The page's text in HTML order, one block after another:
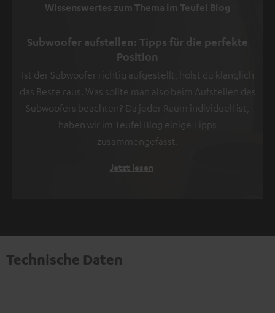
Wissenswertes zum Thema im Teufel Blog
Subwoofer aufstellen: Tipps für die perfekte
Position
Ist der Subwoofer richtig aufgestellt, holst du klanglich
das Beste raus. Was sollte man also beim Aufstellen des
Subwoofers beachten? Da jeder Raum individuell ist,
haben wir im Teufel Blog einige Tipps
zusammengefasst.
Jetzt lesen
Technische Daten